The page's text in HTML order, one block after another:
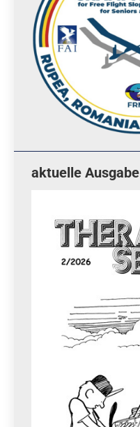
aktuelle Ausgabe